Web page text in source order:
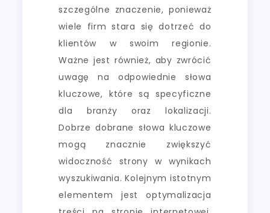
szczególne znaczenie, ponieważ
wiele firm stara się dotrzeć do
klientów w swoim regionie.
Ważne jest również, aby zwrócić
uwagę na odpowiednie słowa
kluczowe, które są specyficzne
dla branży oraz lokalizacji.
Dobrze dobrane słowa kluczowe
mogą znacznie zwiększyć
widoczność strony w wynikach
wyszukiwania. Kolejnym istotnym
elementem jest optymalizacja